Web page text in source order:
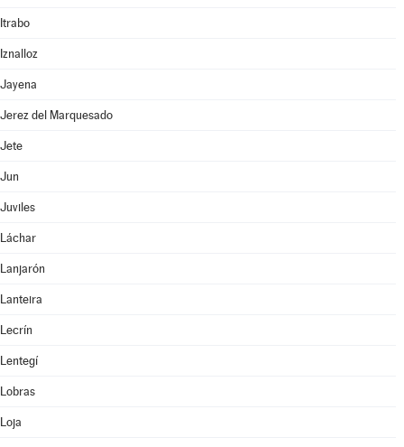
Itrabo
Iznalloz
Jayena
Jerez del Marquesado
Jete
Jun
Juviles
Láchar
Lanjarón
Lanteira
Lecrín
Lentegí
Lobras
Loja